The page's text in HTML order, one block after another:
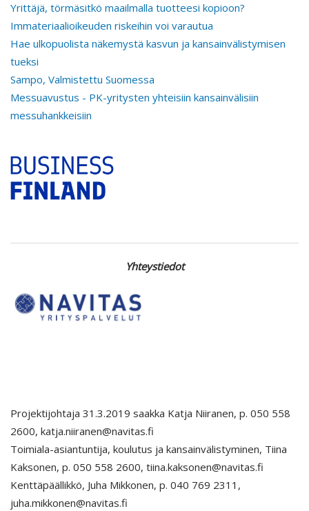
Yrittäjä, törmäsitkö maailmalla tuotteesi kopioon?
Immateriaalioikeuden riskeihin voi varautua
Hae ulkopuolista näkemystä kasvun ja kansainvälistymisen
tueksi
Sampo, Valmistettu Suomessa
Messuavustus - PK-yritysten yhteisiin kansainvälisiin
messuhankkeisiin
Yhteystiedot
Projektijohtaja 31.3.2019 saakka Katja Niiranen, p. 050 558
2600, katja.niiranen@navitas.fi
Toimiala-asiantuntija, koulutus ja kansainvälistyminen, Tiina
Kaksonen, p. 050 558 2600, tiina.kaksonen@navitas.fi
Kenttäpäällikkö, Juha Mikkonen, p. 040 769 2311,
juha.mikkonen@navitas.fi